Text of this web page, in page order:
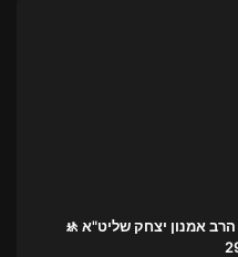
אמנון יצחק שליט"א 🚸